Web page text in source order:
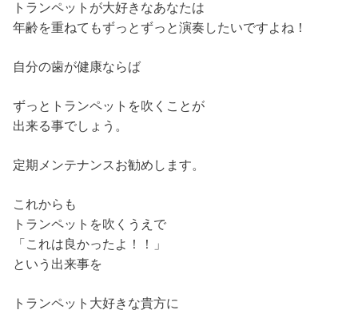
トランペットが大好きなあなたは
年齢を重ねてもずっとずっと演奏したいですよね！
自分の歯が健康ならば
ずっとトランペットを吹くことが
出来る事でしょう。
定期メンテナンスお勧めします。
これからも
トランペットを吹くうえで
「これは良かったよ！！」
という出来事を
トランペット大好きな貴方に